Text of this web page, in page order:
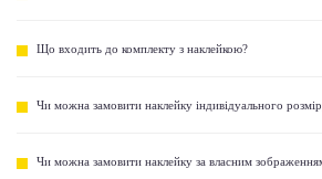
Що входить до комплекту з наклейкою?
Чи можна замовити наклейку індивідуального
Чи можна замовити наклейку за власним